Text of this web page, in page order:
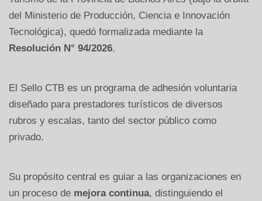
del Ministerio de Producción, Ciencia e Innovación
Tecnológica), quedó formalizada mediante la
Resolución N° 94/2026.
El Sello CTB es un programa de adhesión voluntaria
diseñado para prestadores turísticos de diversos
rubros y escalas, tanto del sector público como
privado.
Su propósito central es guiar a las organizaciones en
un proceso de mejora continua, distinguiendo el